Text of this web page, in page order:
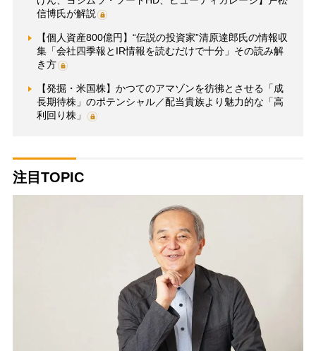
信博氏が解説
【個人資産800億円】“伝説の投資家”清原達郎氏の情報収
集「会社四季報とIR情報を読むだけで十分」その読み解
き方
【発掘・米国株】かつてのアマゾンを彷彿とさせる「成
長期待株」のポテンシャル／配当貴族より魅力的な「高
利回り株」
注目TOPIC